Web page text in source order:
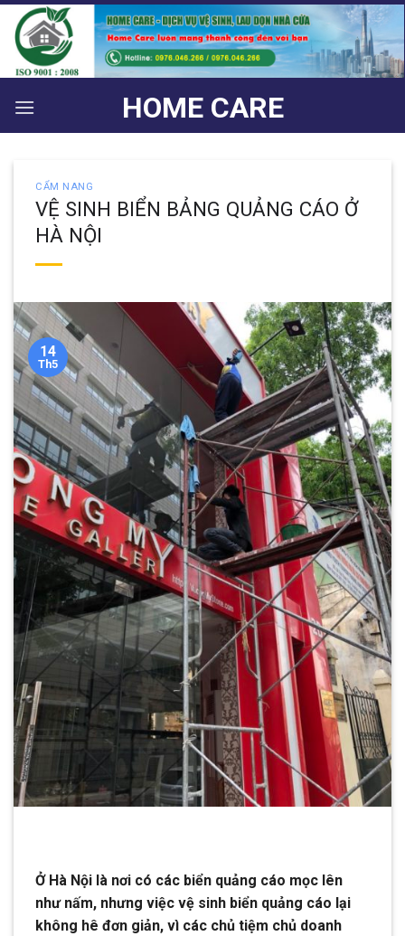
Bỏ
qua
nội
dung
HOME CARE
CẨM NANG
VỆ SINH BIỂN BẢNG QUẢNG CÁO Ở
HÀ NỘI
14
Th5
Ở Hà Nội là nơi có các biển quảng cáo mọc lên
như nấm, nhưng việc vệ sinh biển quảng cáo lại
không hê đơn giản, vì các chủ tiệm chủ doanh